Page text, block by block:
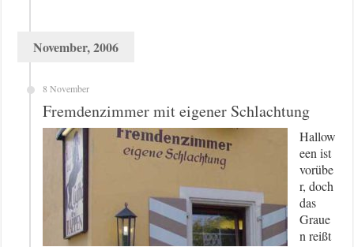
November, 2006
8 November
Fremdenzimmer mit eigener Schlachtung
Hallow
een ist
vorübe
r, doch
das
Graue
n reißt